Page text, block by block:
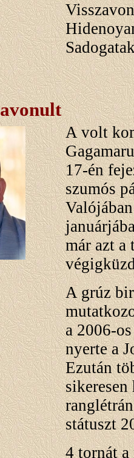
A volt
17-én
szumós
már azt a
A grúz
a 2006-
nyerte a
Ezután
státuszt
4 tornát